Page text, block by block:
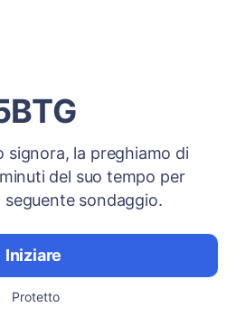
signora, la preghiamo di
del suo tempo per
sondaggio.
Iniziare
Protetto